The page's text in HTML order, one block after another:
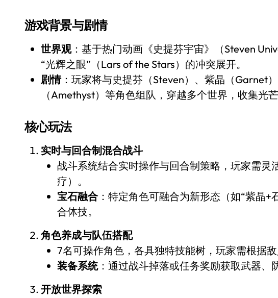
游戏背景与剧情
世界观：基于热门动画《史提芬宇宙》（Steven
“光辉之眼”（Lars of the Stars）的冲突展开。
剧情：玩家将与史提芬（Steven）、紫晶（Garnet
（Amethyst）等角色组队，穿越多个世界，收集光
核心玩法
实时与回合制混合战斗
战斗系统结合实时操作与回合制策略，玩家需灵
疗）。
宝石融合 ：特定角色可融合为新形态（如“紫晶+
合体技。
角色养成与队伍搭配
7名可操作角色，各具独特技能树，玩家需根据敌
装备系统：通过战斗掉落或任务奖励获取武器、
开放世界探索